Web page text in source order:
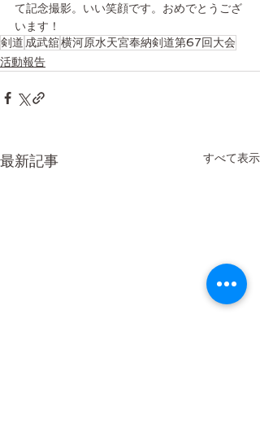
て記念撮影。いい笑顔です。おめでとうござ
います！
剣道 成武舘横河原水天宮奉納剣道第67回大会
活動報告
最新記事 すべて表示